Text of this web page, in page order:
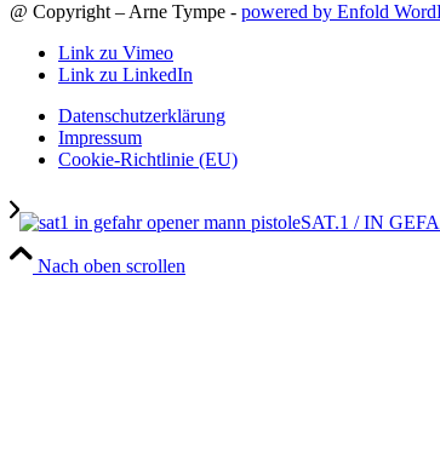
@ Copyright – Arne Tympe - powered by Enfold
Link zu Vimeo
Link zu LinkedIn
Datenschutzerklärung
Impressum
Cookie-Richtlinie (EU)
SAT.1 / IN
Nach oben scrollen